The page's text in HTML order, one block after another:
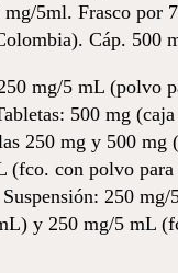
5ml. Frasco
Cáp. 500
mg/5 mL (polvo
500 mg
250 mg y 500 mg
(fco. con polvo
250
y 250 mg/5 mL